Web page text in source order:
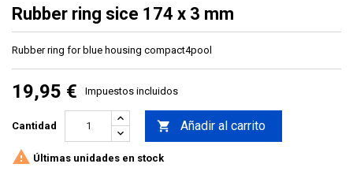
Rubber ring sice 174 x 3 mm
Rubber ring for blue housing compact4pool
19,95 € Impuestos incluidos
Cantidad  Añadir al carrito
 Últimas unidades en stock